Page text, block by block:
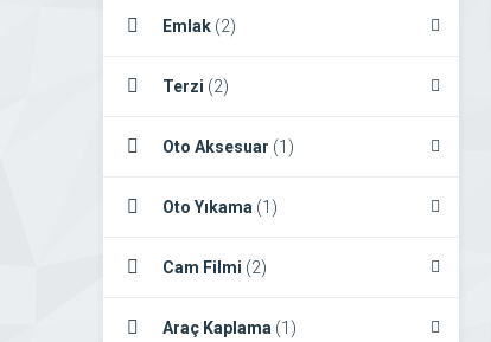
Emlak (2)
Terzi (2)
Oto Aksesuar (1)
Oto Yıkama (1)
Cam Filmi (2)
Araç Kaplama (1)